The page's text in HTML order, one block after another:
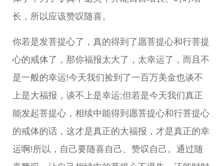
长，所以应该赞叹随喜。
你若是发菩提心了，真的得到了愿菩提心和行菩提
心的戒体了，那你福报太大了，太幸运了，而且不
是一般的幸运!今天我们捡到了一百万美金也谈不
上是大福报，谈不上是幸运;但若是今天我们真正
能发起菩提心，相续中能得到愿菩提心和行菩提心
的戒体的话，这才是真正的大福报，才是真正的幸
运啊!所以，自己要随喜自己、赞叹自己。通过随